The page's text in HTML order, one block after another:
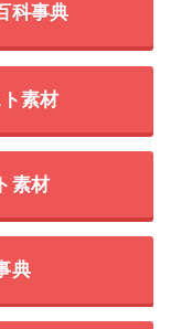
科事典
素材
素材
典